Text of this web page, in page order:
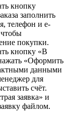
кнопку
заполнить
телефон и e-
покупки.
кнопку «В
«Оформить
данными
для
счёт.
заявка» и
файлом.